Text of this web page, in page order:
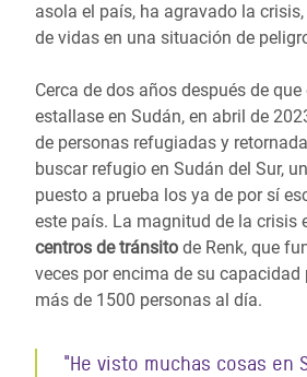
asola el país, ha agravado la
de vidas en una situación de
Cerca de dos años después de
estallase en Sudán, en abril de
de personas refugiadas y
buscar refugio en Sudán del Sur,
puesto a prueba los ya de por sí
este país. La magnitud de la crisis
centros de tránsito de Renk, que
veces por encima de su capacidad
más de 1500 personas al día.
"He visto muchas cosas en